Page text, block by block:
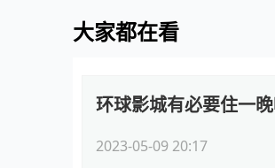
大家都在看
环球影城有必要住一
2023-05-09 20:17